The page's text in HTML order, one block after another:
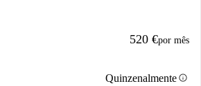
520 €por mês
Quinzenalmenteinfo